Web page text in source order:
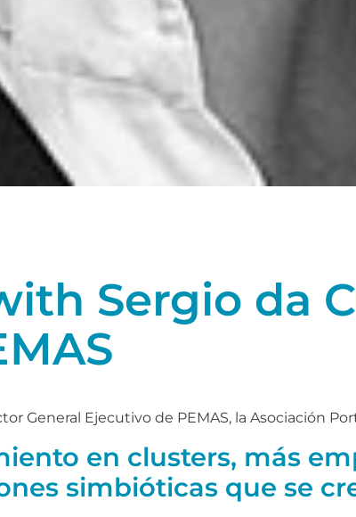
Sergio da
General Ejecutivo de PEMAS, la Asociación
en clusters, más
simbióticas que se